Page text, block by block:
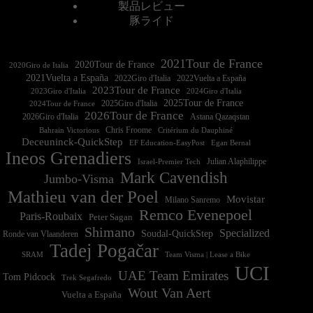
製品レビュー
豚ライド
2020Giro de Italia 2020Tour de France 2021Tour de France
2021Vuelta a España 2022Vuelta a España
2023Giro d'Italia 2023Tour de France
2024Tour de France
2025Giro d'Italia 2025Tour de France
2026Giro d'Italia 2026Tour de France Astana Qazaqstan
Bahrain Victorious Chris Froome Critérium du Dauphiné
Deceuninck-QuickStep EF Education-EasyPost Egan Bernal
Ineos Grenadiers Israel-Premier Tech Julian Alaphilippe
Jumbo-Visma Mark Cavendish
Mathieu van der Poel Milano Sanremo
Movistar
Paris-Roubaix
Peter Sagan Remco Evenepoel
Ronde van Vlaanderen Shimano Soudal-QuickStep Specialized
SRAM Tadej Pogačar Team Visma | Lease a Bike
Tom Pidcock Trek Segafredo UAE Team Emirates UCI
Vuelta a España Wout Van Aert